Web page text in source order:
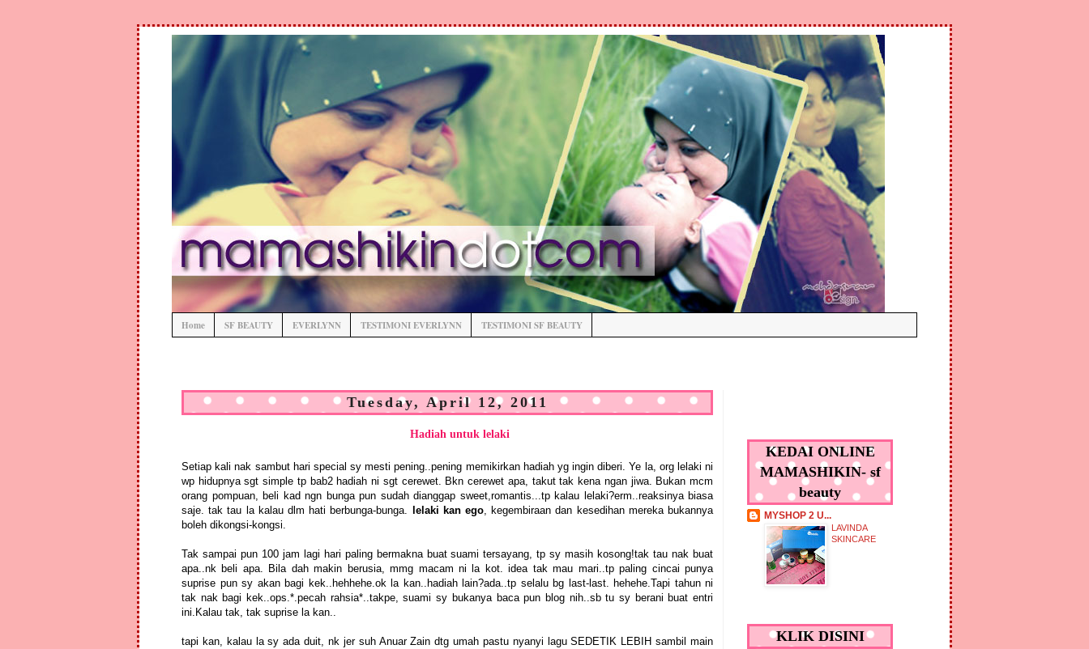
Home SF BEAUTY EVERLYNN TESTIMONI EVERLYNN TESTIMONI SF BEAUTY
Tuesday, April 12, 2011
Hadiah untuk lelaki
Setiap kali nak sambut hari special sy mesti pening..pening memikirkan hadiah yg ingin diberi. Ye la, org lelaki ni
wp hidupnya sgt simple tp bab2 hadiah ni sgt cerewet. Bkn cerewet apa, takut tak kena ngan jiwa. Bukan mcm
orang pompuan, beli kad ngn bunga pun sudah dianggap sweet,romantis...tp kalau lelaki?erm..reaksinya biasa
saje. tak tau la kalau dlm hati berbunga-bunga.
lelaki kan ego, kegembiraan dan kesedihan mereka bukannya
boleh dikongsi-kongsi.
Tak sampai pun 100 jam lagi hari paling bermakna buat suami tersayang, tp sy masih kosong!tak tau nak buat
apa..nk beli apa. Bila dah makin berusia, mmg macam ni la kot. idea tak mau mari..tp paling cincai punya
suprise pun sy akan bagi kek..hehhehe.ok la kan..hadiah lain?ada..tp selalu bg last-last. hehehe.Tapi tahun ni
tak nak bagi kek..ops.*.pecah rahsia*..takpe, suami sy bukanya baca pun blog nih..sb tu sy berani buat entri
ini.Kalau tak, tak suprise la kan..
tapi kan, kalau la sy ada duit, nk jer suh Anuar Zain dtg umah pastu nyanyi lagu SEDETIK LEBIH sambil main
KEDAI ONLINE
MAMASHIKIN- sf
beauty
MYSHOP 2 U...
LAVINDA
SKINCARE
KLIK DISINI